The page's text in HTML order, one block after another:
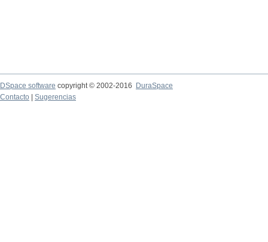
DSpace software copyright © 2002-2016
DuraSpace
Contacto
Sugerencias